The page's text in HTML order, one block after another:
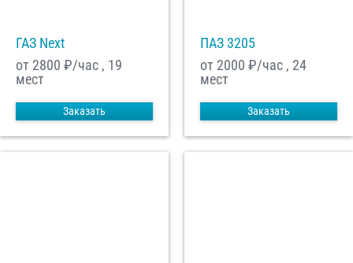
ГАЗ Next
от 2800 ₽/час , 19
мест
Заказать
ПАЗ 3205
от 2000 ₽/час , 24
мест
Заказать